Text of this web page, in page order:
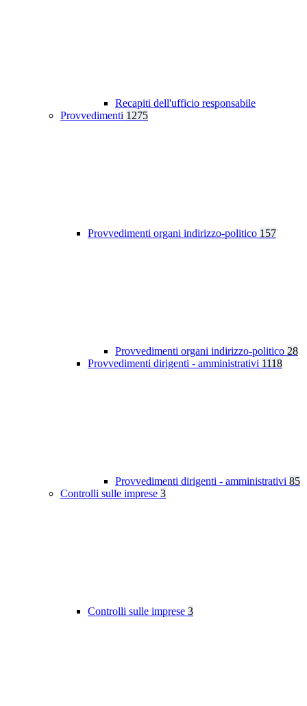
Recapiti dell'ufficio responsabile
Provvedimenti 1275
Provvedimenti organi indirizzo-politico 157
Provvedimenti organi indirizzo-politico 28
Provvedimenti dirigenti - amministrativi 1118
Provvedimenti dirigenti - amministrativi 85
Controlli sulle imprese 3
Controlli sulle imprese 3